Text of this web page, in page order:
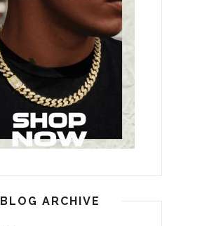
BLOG ARCHIVE